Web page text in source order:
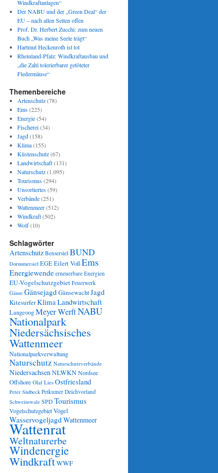
Windkraftanlagen“
Der NABU und der „Green Deal“ der
EU – nach allen Seiten offen
Prof. Dr. Herbert Zucchi: zum neuen
Buch „Was meine Seele trägt“
Hartmut Heckenroth ist tot
Rheinland-Pfalz: Windkraftausbau und
„die Zahl tolerierbarer getöteter
Fledermäuse“
Themenbereiche
Artenschutz(78)
Ems(225)
Energie(54)
Fischerei(34)
Jagd(158)
Klima(155)
Küstenschutz(67)
Landwirtschaft(131)
Naturschutz(1.095)
Tourismus(294)
Unsortiertes(59)
Verbände(251)
Wattenmeer(512)
Windkraft(502)
Wolf(10)
Schlagwörter
Artenschutz Bensersiel BUND
Dornumersiel EGEEilert VoßEms
Energiewende erneuerbare Energien
EU-Vogelschutzgebiet Feuerwerk
Gänse GänsejagdGänsewachtJagd
KitesurferKlimaLandwirtschaft
LangeoogMeyer WerftNABU
Nationalpark
Niedersächsisches
Wattenmeer
Nationalparkverwaltung
Naturschutz Naturschutzverbände
NiedersachsenNLWKNNordsee
Offshore Olaf Lies Ostfriesland
Peter Südbeck Petkumer Deichvorland
Schweinswale SPDTourismus
VogelschutzgebietVögel
WasservogeljagdWattenmeer
Wattenrat
Weltnaturerbe
Windenergie
WindkraftWWF